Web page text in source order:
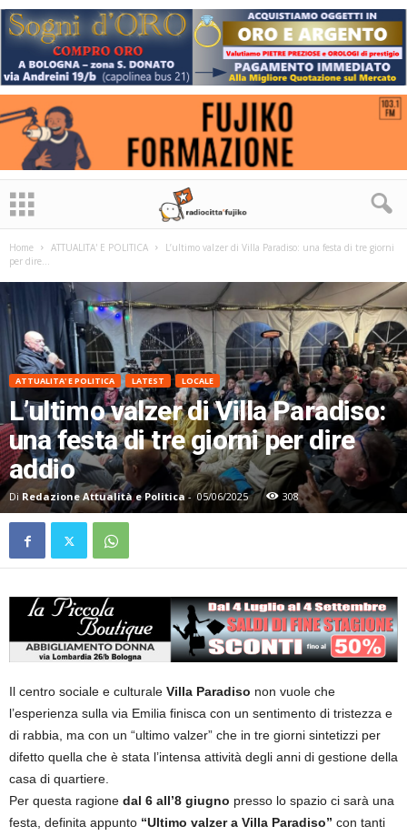
Home ATTUALITA' E POLITICA
L’ultimo valzer di Villa Paradiso: una festa di tre giorni
per dire...
ATTUALITA' E POLITICA LATEST LOCALE
L’ultimo valzer di Villa Paradiso:
una festa di tre giorni per dire
addio
Di Redazione Attualità e Politica- 05/06/2025 308
Il centro sociale e culturale Villa Paradiso non vuole che
l’esperienza sulla via Emilia finisca con un sentimento di tristezza e
di rabbia, ma con un “ultimo valzer” che in tre giorni sintetizzi per
difetto quella che è stata l’intensa attività degli anni di gestione della
casa di quartiere.
Per questa ragione dal 6 all’8 giugno presso lo spazio ci sarà una
festa, definita appunto “Ultimo valzer a Villa Paradiso” con tanti